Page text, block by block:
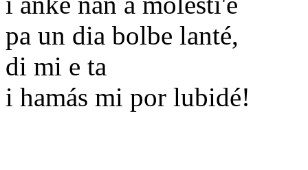
pa un dia bolbe lanté,
di mi e ta
i hamás mi por lubidé!